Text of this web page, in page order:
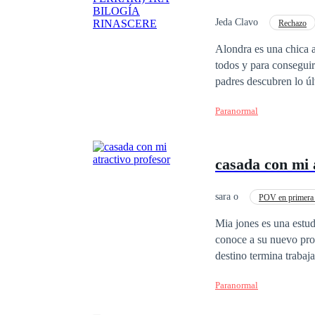
la prisión que la
Jeda Clavo Rechazo
Alondra es una chica
todos y para
padres descubren lo
que ya no es una
errores del pasado?
Paranormal
casada con
sara o POV en primera
Mia jones es una estudiante de derecho de 2
conoce a su nuevo
destino termina trabajando en su bufet y en uno de sus tantos viajes de
Paranormal